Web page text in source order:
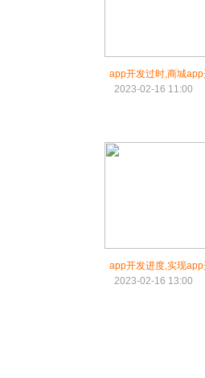
app开发过时,商城
2023-02-16 11:00
app开发进度,实现
2023-02-16 13:00